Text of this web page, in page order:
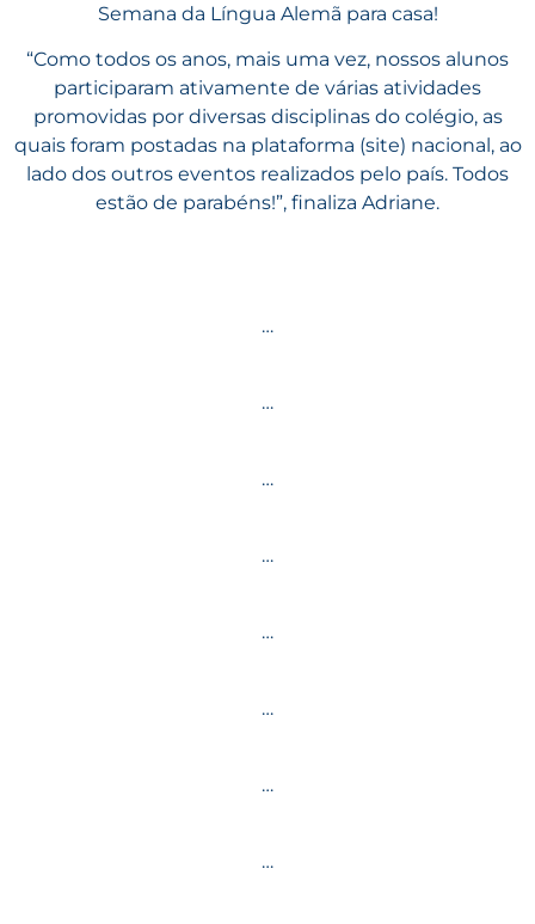
Semana da Língua Alemã para casa!
“Como todos os anos, mais uma vez, nossos alunos
participaram ativamente de várias atividades
promovidas por diversas disciplinas do colégio, as
quais foram postadas na plataforma (site) nacional, ao
lado dos outros eventos realizados pelo país. Todos
estão de parabéns!”, finaliza Adriane.
…
…
…
…
…
…
…
…